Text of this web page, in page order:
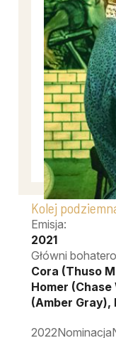
Kolej
Emisja:
2021
Główni
Cora (Thuso
Homer
(Amber Gray),
2022Nominacja